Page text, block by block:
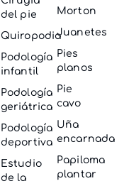
del pie
Quiropodia
Podología
infantil
Podología
geriátrica
Podología
deportiva
Estudio
de la
Morton
Juanetes
Pies
planos
Pie
cavo
Uña
encarnada
Papiloma
plantar